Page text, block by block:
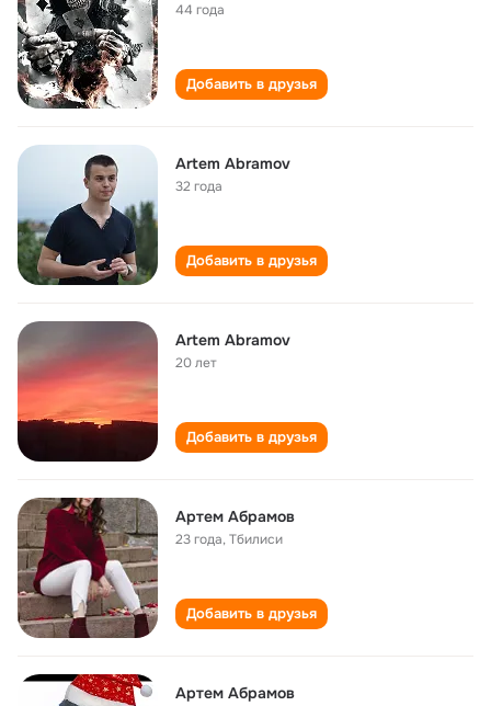
44 года
Добавить в друзья
Artem Abramov
32 года
Добавить в друзья
Artem Abramov
20 лет
Добавить в друзья
Артем Абрамов
23 года,Тбилиси
Добавить в друзья
Артем Абрамов